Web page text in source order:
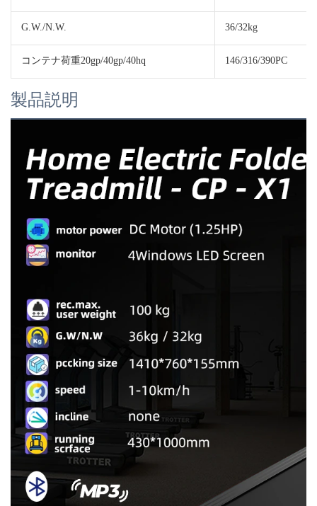
G.W./N.W. 36/32kg
コンテナ荷重20gp/40gp/40hq 146/316/390PC
製品説明